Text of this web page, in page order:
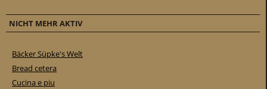
NICHT MEHR AKTIV
Bäcker Süpke's Welt
Bread cetera
Cucina e piu